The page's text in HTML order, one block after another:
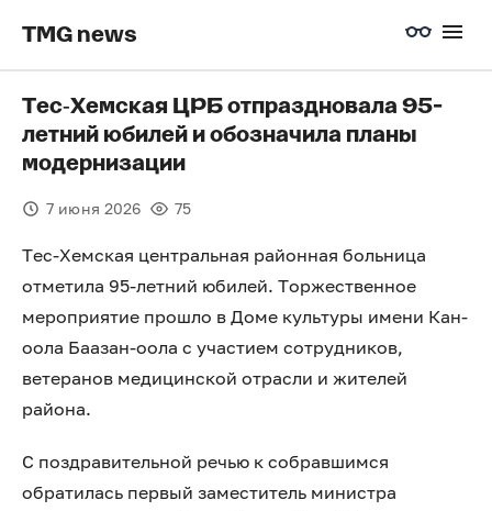
TMG news
Тес‑Хемская ЦРБ отпраздновала 95-
летний юбилей и обозначила планы
модернизации
7 июня 2026 75
Тес-Хемская центральная районная больница
отметила 95-летний юбилей. Торжественное
мероприятие прошло в Доме культуры имени Кан-
оола Баазан-оола с участием сотрудников,
ветеранов медицинской отрасли и жителей
района.
С поздравительной речью к собравшимся
обратилась первый заместитель министра